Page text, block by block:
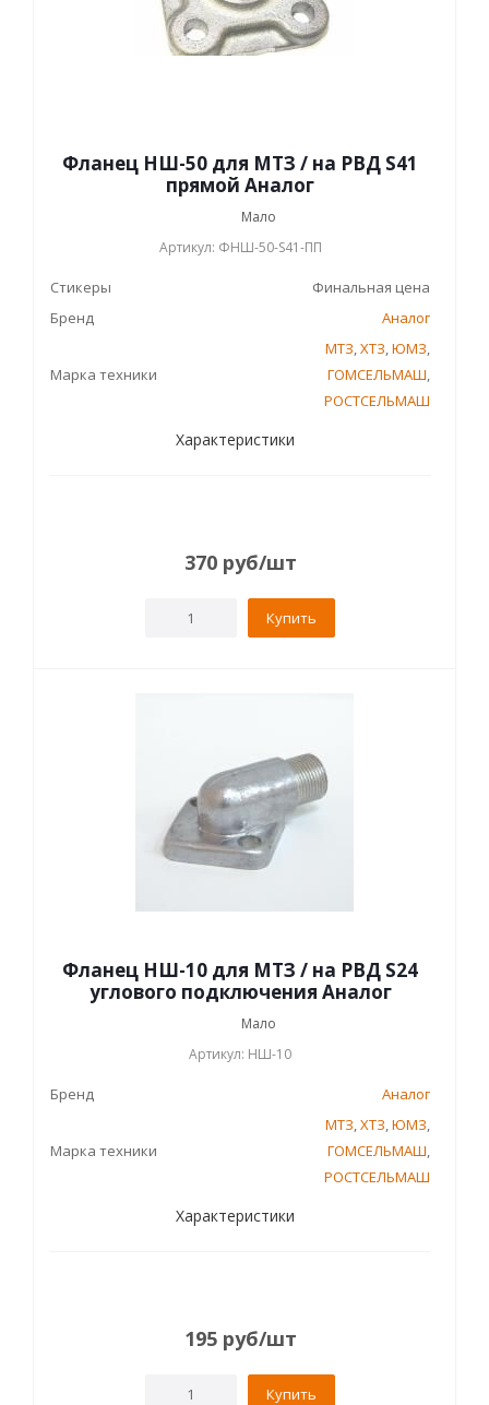
Фланец НШ-50 для МТЗ / на РВД S41
прямой Аналог
Мало
Артикул: ФНШ-50-S41-ПП
Стикеры
Финальная цена
Бренд
Аналог
Марка техники
МТЗ,ХТЗ,ЮМЗ,
ГОМСЕЛЬМАШ,
РОСТСЕЛЬМАШ
Характеристики
370 руб/шт
Купить
Фланец НШ-10 для МТЗ / на РВД S24
углового подключения Аналог
Мало
Артикул: НШ-10
Бренд Аналог
Марка техники
МТЗ,ХТЗ,ЮМЗ,
ГОМСЕЛЬМАШ,
РОСТСЕЛЬМАШ
Характеристики
195 руб/шт
Купить